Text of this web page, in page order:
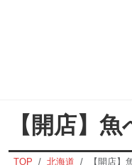
【開店】
TOP 北海道 【開店】